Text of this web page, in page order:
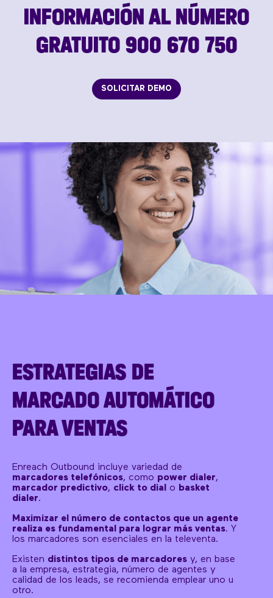
INFORMACIÓN AL NÚMERO
GRATUITO 900 670 750
SOLICITAR DEMO
ESTRATEGIAS DE
MARCADO AUTOMÁTICO
PARA VENTAS
Enreach Outbound incluye variedad de
marcadores telefónicos, como power dialer,
marcador predictivo, click to dial o basket
dialer.
Maximizar el número de contactos que un agente
realiza es fundamental para lograr más ventas. Y
los marcadores son esenciales en la televenta.
Existen distintos tipos de marcadores y, en base
a la empresa, estrategia, número de agentes y
calidad de los leads, se recomienda emplear uno u
otro.